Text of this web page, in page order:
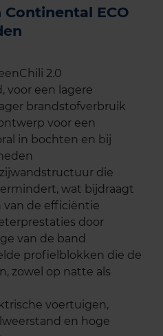
ECO
2.0
voor een lagere
brandstofverbruik
voor een
in bochten en bij
die
wat bijdraagt
van de efficiëntie
door
van de band
profielblokken die de
zowel op natte als
voertuigen,
en hoge